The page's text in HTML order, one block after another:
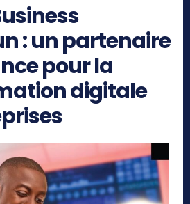
: un partenaire
pour la
digitale